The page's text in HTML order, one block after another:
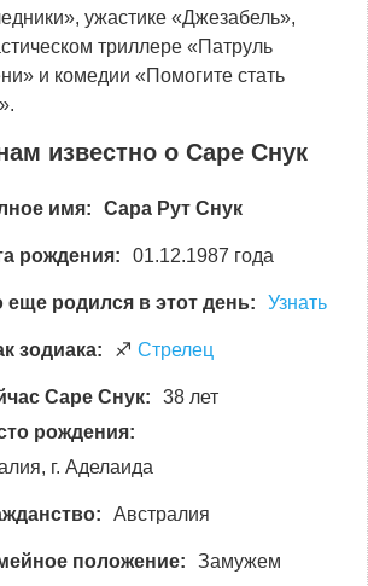
ужастике «Джезабель»,
триллере «Патруль
и комедии «Помогите стать
известно о Саре Снук
имя: Сара Рут Снук
рождения: 01.12.1987 года
еще родился в этот день: Узнать
зодиака: ♐ Стрелец
Саре Снук:
38 лет
рождения:
г. Аделаида
Австралия
положение: Замужем